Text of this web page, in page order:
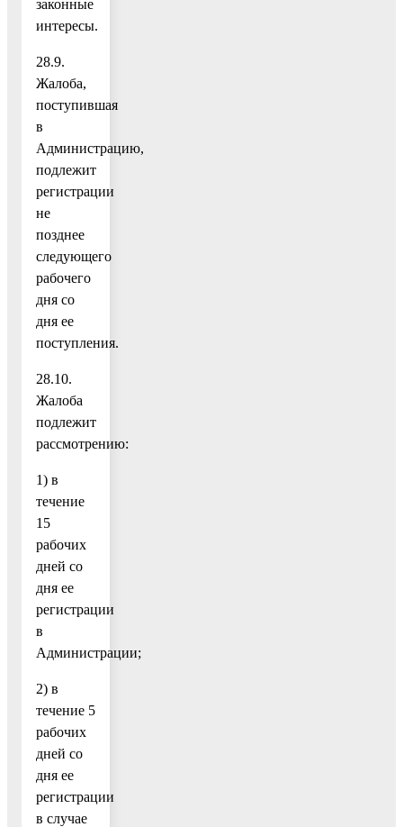
законные
интересы.
28.9.
Жалоба,
поступившая
в
Администрацию,
подлежит
регистрации
не
позднее
следующего
рабочего
дня со
дня ее
поступления.
28.10.
Жалоба
подлежит
рассмотрению:
1) в
течение
15
рабочих
дней со
дня ее
регистрации
в
Администрации;
2) в
течение 5
рабочих
дней со
дня ее
регистрации
в случае